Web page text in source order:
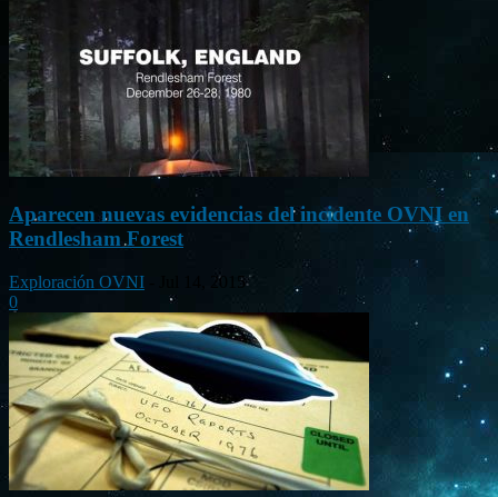
Aparecen nuevas evidencias del incidente OVNI en
Rendlesham Forest
Exploración OVNI
Jul 14, 2015
0